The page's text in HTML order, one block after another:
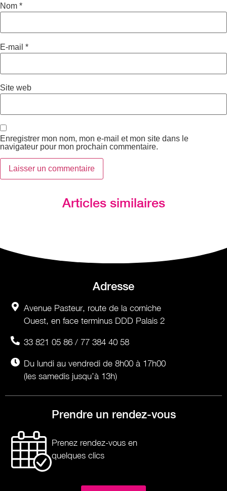
Nom *
E-mail *
Site web
Enregistrer mon nom, mon e-mail et mon site dans le
navigateur pour mon prochain commentaire.
Articles similaires
Adresse
Avenue Pasteur, route de la corniche
Ouest, en face terminus DDD Palais 2
33 821 05 86 / 77 384 40 58
Du lundi au vendredi de 8h00 à 17h00
(les samedis jusqu’à 13h)
Prendre un rendez-vous
Prenez rendez-vous en
quelques clics